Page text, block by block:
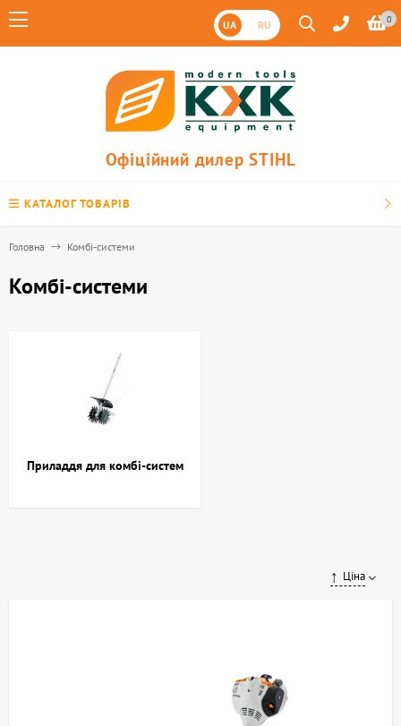
UA RU 0
Офіційний дилер STIHL
КАТАЛОГ ТОВАРІВ
Головна Комбі-системи
Комбі-системи
Приладдя для комбі-систем
Ціна